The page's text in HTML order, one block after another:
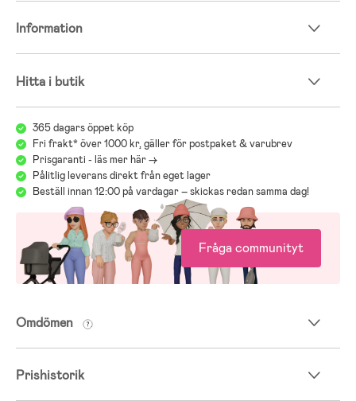
Information
Hitta i butik
365 dagars öppet köp
Fri frakt* över 1000 kr, gäller för postpaket & varubrev
Prisgaranti - läs mer här ->
Pålitlig leverans direkt från eget lager
Beställ innan 12:00 på vardagar – skickas redan samma dag!
Fråga communityt
Omdömen
Prishistorik